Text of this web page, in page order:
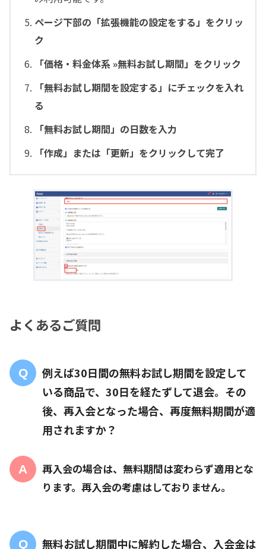
ページ下部の「拡張機能の設定をする」をクリッ
ク
「価格・料金体系 »無料お試し期間」をクリック
「無料お試し期間を設定する」にチェックを入れ
る
「無料お試し期間」の日数を入力
「作成」または「更新」をクリックして完了
よくあるご質問
例えば30日間の無料お試し期間を設定して
いる商品で、30日を経たずして退会。その
後、再入会となった場合、再度無料期間が適
用されますか？
再入会の場合は、無料期間は変わらず適用とな
ります。再入会の考慮はしておりません。
無料お試し期間中に解約した場合、入会金は